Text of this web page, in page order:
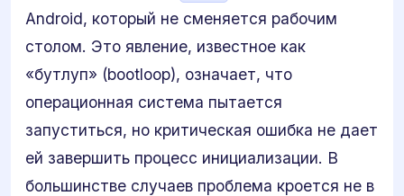
Android, который не сменяется рабочим
столом. Это явление, известное как
«бутлуп» (bootloop), означает, что
операционная система пытается
запуститься, но критическая ошибка не дает
ей завершить процесс инициализации. В
большинстве случаев проблема кроется не в